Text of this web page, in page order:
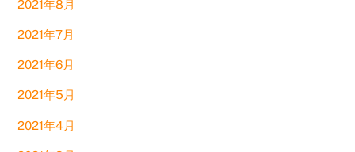
2021年8月
2021年7月
2021年6月
2021年5月
2021年4月